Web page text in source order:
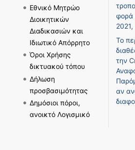
Εθνικό Μητρώο
Διοικητικών
Διαδικασιών και
Ιδιωτικό Απόρρητο
Όροι Χρήσης
δικτυακού τόπου
Δήλωση
προσβασιμότητας
Δημόσιοι πόροι,
ανοικτό Λογισμικό
φορά
2021,
Το
την
αν